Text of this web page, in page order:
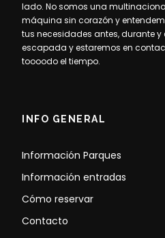
lado. No somos una
máquina sin corazón y
tus necesidades antes, durante y
escapada y estaremos en
toooodo el tiempo.
INFO GENERAL
Información Parques
Información entradas
Cómo reservar
Contacto